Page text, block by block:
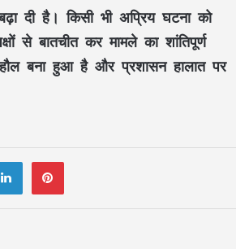
दी है। किसी भी अप्रिय घटना को
से बातचीत कर मामले काशांतिपूर्ण
बना हुआ है और प्रशासन हालात पर
LinkedInPinterest
पिता नहीं, मां फरार… सबसे छोटे बेटे आबान की
जिम्मेदारी आखिर किसने उठाई?
मक्का में ‘इस्लामिक NATO’ का ऐलान, सऊदी
के बाद तुर्की को मिलेगा पाकिस्तान का परमाणु